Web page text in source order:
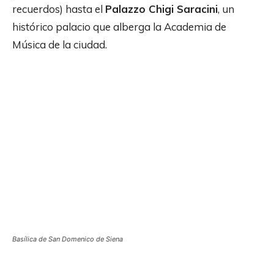
recuerdos) hasta el Palazzo Chigi Saracini, un
histórico palacio que alberga la Academia de
Música de la ciudad.
Basílica de San Domenico de Siena